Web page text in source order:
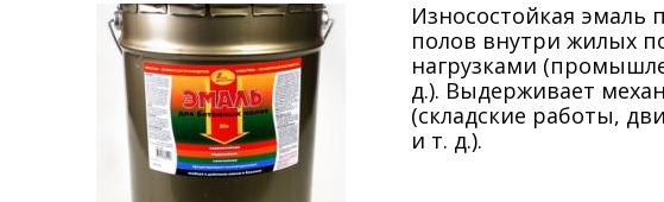
Износостойкая эмаль
полов внутри жилых
нагрузками
д.). Выдерживает
(складские работы,
и т. д.).